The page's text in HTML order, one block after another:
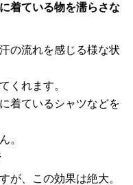
着ている物を濡らさな
の流れを感じる様な状
くれます。
着ているシャツなどを
。
が、この効果は絶大。